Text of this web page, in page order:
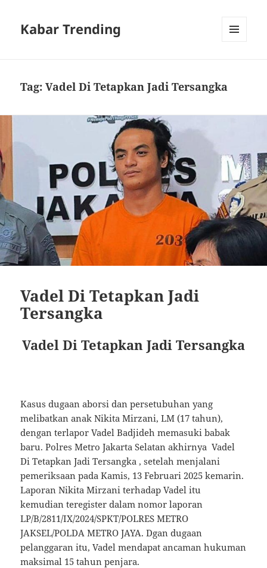
Kabar Trending
Tag:Vadel Di Tetapkan Jadi Tersangka
Vadel Di Tetapkan Jadi
Tersangka
Vadel Di Tetapkan Jadi Tersangka
Kasus dugaan aborsi dan persetubuhan yang
melibatkan anak Nikita Mirzani, LM (17 tahun),
dengan terlapor Vadel Badjideh memasuki babak
baru. Polres Metro Jakarta Selatan akhirnya Vadel
Di Tetapkan Jadi Tersangka , setelah menjalani
pemeriksaan pada Kamis, 13 Februari 2025 kemarin.
Laporan Nikita Mirzani terhadap Vadel itu
kemudian teregister dalam nomor laporan
LP/B/2811/IX/2024/SPKT/POLRES METRO
JAKSEL/POLDA METRO JAYA. Dgan dugaan
pelanggaran itu, Vadel mendapat ancaman hukuman
maksimal 15 tahun penjara.